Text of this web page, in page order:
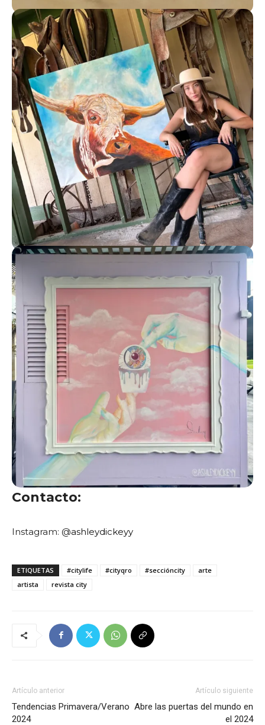
Contacto:
Instagram: @ashleydickeyy
ETIQUETAS #citylife #cityqro #seccióncity
arte
artista
revista city
Artículo anterior
Tendencias Primavera/Verano
2024
Artículo siguiente
Abre las puertas del mundo en
el 2024